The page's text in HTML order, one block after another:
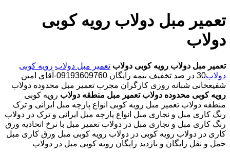
تعمیر مبل دولاب رویه کوبی
دولاب
تعمیر مبل دولاب رویه کوبی دولاب تعمیر مبل دولاب رویه کوبی
دولاب
30 در صد تخفیف بیمه رایگان 09193609760-آقای امین
شفیعخانی شبانه روزی کارگران مجرب تعمیر مبل محدوده دولاب
رویه کوبی محدوده دولاب تعمیر مبل منطقه دولاب رویه کوبی
منطقه دولاب تعمیر مبل رویه کوبی انواع پارچه مبل ایرانی و ترک
رنگ کاری مبل و نجاری مبل انواع پارچه مبل ایرانی و ترک در دولاب
رنگ کاری مبل و نجاری مبل در دولاب تعمیر مبل با نرخ اتحادیه ورق
کاری در دولاب رویه کوبی در دولاب رویه کوبی مبل ورق کاری مبل
حمل و نقل رایگان و بازدید رایگان رویه کوبی مبل در دولاب